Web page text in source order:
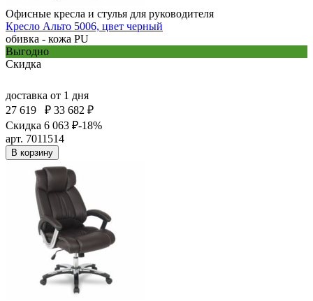
Офисные кресла и стулья для руководителя
Кресло Альто 5006, цвет черный
обивка - кожа PU
Выгодно
Скидка
доставка от 1 дня
27 619
₽ 33 682 ₽
Скидка 6 063 ₽-18%
арт. 7011514
В корзину